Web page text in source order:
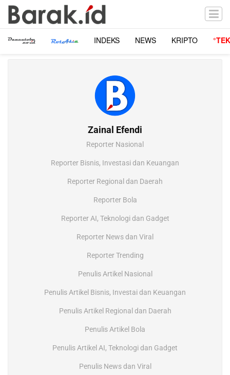
INDEKS NEWS KRIPTO
Zainal Efendi
Reporter Nasional
Reporter Bisnis, Investasi dan Keuangan
Reporter Regional dan Daerah
Reporter Bola
Reporter AI, Teknologi dan Gadget
Reporter News dan Viral
Reporter Trending
Penulis Artikel Nasional
Penulis Artikel Bisnis, Investai dan Keuangan
Penulis Artikel Regional dan Daerah
Penulis Artikel Bola
Penulis Artikel AI, Teknologi dan Gadget
Penulis News dan Viral